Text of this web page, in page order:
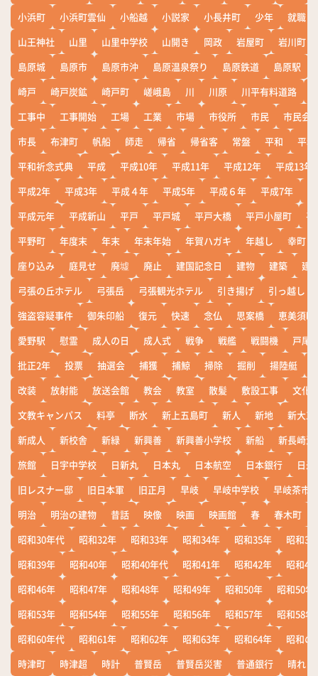
小浜町 小浜町雲仙 小船越 小説家 小長井町 少年
就職
山王神社
山里 山里中学校 山開き 岡政 岩屋町
岩川町
島原城
島原市 島原市沖 島原温泉祭り 島原鉄道 島原駅
崎戸
崎戸炭鉱 崎戸町 嵯峨島 川 川原 川平有料道路
工事中
工事開始 工場 工業 市場 市役所 市民
市民会
市長
布津町 帆船 師走 帰省 帰省客 常盤 平和
平
平和祈念式典
平成 平成10年 平成11年 平成12年
平成13年
平成2年
平成3年 平成４年 平成5年 平成６年 平成7年
平成元年
平成新山 平戸 平戸城 平戸大橋 平戸小屋町
平
平野町
年度末 年末 年末年始 年賀ハガキ 年越し
幸町
座り込み
庭見せ 廃墟 廃止 建国記念日 建物 建築
建
弓張の丘ホテル
弓張岳 弓張観光ホテル 引き揚げ
引っ越し
強盗容疑事件
御朱印船 復元 快速 念仏 思案橋
恵美須町
愛野駅
慰霊 成人の日 成人式 戦争 戦艦 戦闘機
戸尾
批正2年
投票 抽選会 捕獲 捕鯨 掃除 掘削 揚陸艇
改装
放射能 放送会館 教会 教室 散髪 敷設工事
文化
文教キャンパス
料亭 断水 新上五島町 新人 新地
新大工
新成人
新校舎 新緑 新興善 新興善小学校 新船
新長崎漁
旅館
日宇中学校 日新丸 日本丸 日本航空 日本銀行
日
旧レスナー邸
旧日本軍 旧正月 早岐 早岐中学校
早岐茶市
明治
明治の建物 昔話 映像 映画 映画館 春 春木町
昭和30年代
昭和32年 昭和33年 昭和34年 昭和35年
昭和36
昭和39年
昭和40年 昭和40年代 昭和41年 昭和42年
昭和43
昭和46年
昭和47年 昭和48年 昭和49年 昭和50年
昭和50年
昭和53年
昭和54年 昭和55年 昭和56年 昭和57年
昭和58年
昭和60年代
昭和61年 昭和62年 昭和63年 昭和64年
昭和の
時津町
時津超 時計 普賢岳 普賢岳災害 普通銀行
晴れ